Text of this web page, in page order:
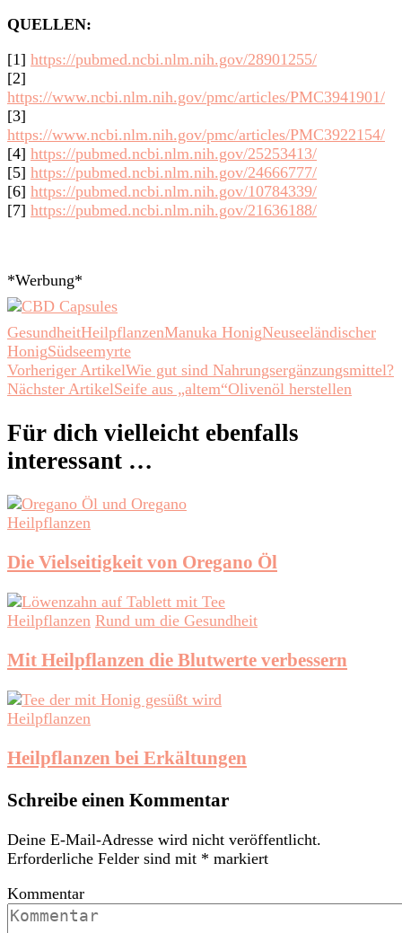
QUELLEN:
[1] https://pubmed.ncbi.nlm.nih.gov/28901255/
[2]
https://www.ncbi.nlm.nih.gov/pmc/articles/PMC3941901/
[3]
https://www.ncbi.nlm.nih.gov/pmc/articles/PMC3922154/
[4] https://pubmed.ncbi.nlm.nih.gov/25253413/
[5] https://pubmed.ncbi.nlm.nih.gov/24666777/
[6] https://pubmed.ncbi.nlm.nih.gov/10784339/
[7] https://pubmed.ncbi.nlm.nih.gov/21636188/
*Werbung*
GesundheitHeilpflanzenManuka HonigNeuseeländischer
HonigSüdseemyrte
Beitragsnavigation
Vorheriger ArtikelWie gut sind Nahrungsergänzungsmittel?
Nächster ArtikelSeife aus „altem“Olivenöl herstellen
Für dich vielleicht ebenfalls
interessant …
Heilpflanzen
Die Vielseitigkeit von Oregano Öl
Heilpflanzen Rund um die Gesundheit
Mit Heilpflanzen die Blutwerte verbessern
Heilpflanzen
Heilpflanzen bei Erkältungen
Schreibe einen Kommentar
Deine E-Mail-Adresse wird nicht veröffentlicht.
Erforderliche Felder sind mit * markiert
Kommentar